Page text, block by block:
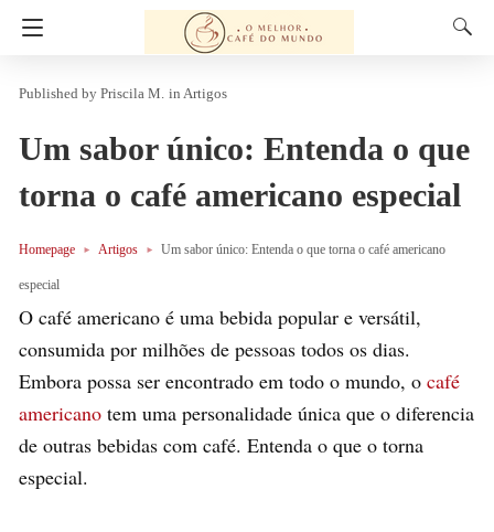
Priscila M. in Artigos
Um sabor único: Entenda o que
torna o café americano especial
Homepage Artigos Um sabor único: Entenda o que torna o café americano
especial
O café americano é uma bebida popular e versátil,
consumida por milhões de pessoas todos os dias.
Embora possa ser encontrado em todo o mundo, o café
americano tem uma personalidade única que o diferencia
de outras bebidas com café. Entenda o que o torna
especial.